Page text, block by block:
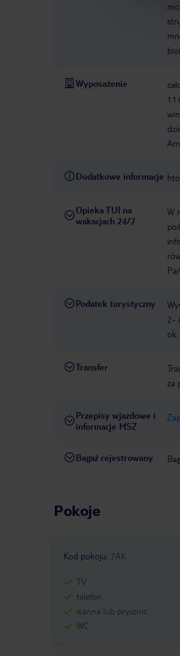
Wyposażenie
Dodatkowe informacje
Opieka TUI na
wakacjach 24/7
W
Podatek turystyczny
2-
Transfer
za
Przepisy wjazdowe i
informacje MSZ
Bagaż rejestrowany
Pokoje
Kod pokoju: 7AK
TV
telefon
wanna lub prysznic
WC